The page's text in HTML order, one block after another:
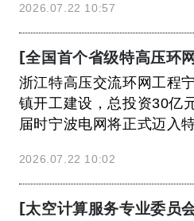
2026.07.22 10:57
[全国首个省级特高压环
浙江特高压交流环网工程
镇开工建设，总投资30亿
届时宁波电网将正式迈入
2026.07.22 10:02
[太空计算服务专业委员